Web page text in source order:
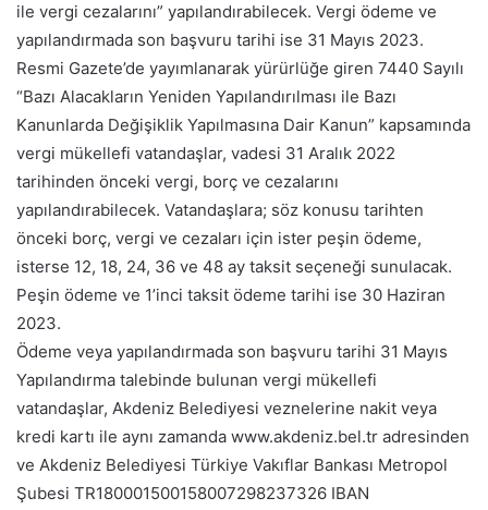
ile vergi cezalarını” yapılandırabilecek. Vergi ödeme ve
yapılandırmada son başvuru tarihi ise 31 Mayıs 2023.
Resmi Gazete’de yayımlanarak yürürlüğe giren 7440 Sayılı
“Bazı Alacakların Yeniden Yapılandırılması ile Bazı
Kanunlarda Değişiklik Yapılmasına Dair Kanun” kapsamında
vergi mükellefi vatandaşlar, vadesi 31 Aralık 2022
tarihinden önceki vergi, borç ve cezalarını
yapılandırabilecek. Vatandaşlara; söz konusu tarihten
önceki borç, vergi ve cezaları için ister peşin ödeme,
isterse 12, 18, 24, 36 ve 48 ay taksit seçeneği sunulacak.
Peşin ödeme ve 1’inci taksit ödeme tarihi ise 30 Haziran
2023.
Ödeme veya yapılandırmada son başvuru tarihi 31 Mayıs
Yapılandırma talebinde bulunan vergi mükellefi
vatandaşlar, Akdeniz Belediyesi veznelerine nakit veya
kredi kartı ile aynı zamanda www.akdeniz.bel.tr adresinden
ve Akdeniz Belediyesi Türkiye Vakıflar Bankası Metropol
Şubesi TR180001500158007298237326 IBAN